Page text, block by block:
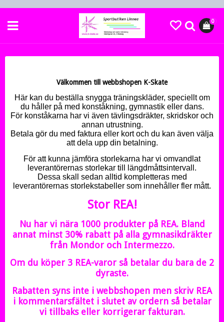
0
Välkommen till webbshopen K-Skate
Här kan du beställa snygga träningskläder, speciellt om
du håller på med konståkning, gymnastik eller dans.
För konståkarna har vi även tävlingsdräkter, skridskor och
annan utrustning.
Betala gör du med faktura eller kort och du kan även välja
att dela upp din betalning.
För att kunna jämföra storlekarna har vi omvandlat
leverantörernas storlekar till längdmåttsintervall.
Dessa skall sedan alltid kompletteras med
leverantörernas storlekstabeller som innehåller fler mått.
Stor REA!
Nu har vi nära 1000 produkter på REA. Bland
annat minst 30% rabatt på alla gymnasikdräkter
från Mondor och Intermezzo.
Om du köper 3 REA-varor så betalar du bara de 2
dyraste.
Rabatten syns inte i webbshopen men skriv REA
i kommentarsfältet i slutet av ordern så betalar
vi tillbaks eller korrigerar fakturan.